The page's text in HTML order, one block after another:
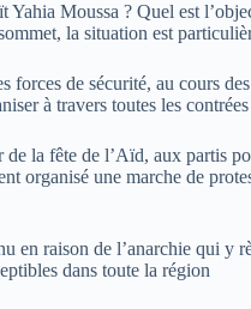
Yahia Moussa ? Quel est
la situation est
forces de sécurité, au cours
à travers toutes les
la fête de l’Aïd, aux partis
organisé une marche de
en raison de l’anarchie qui
dans toute la région